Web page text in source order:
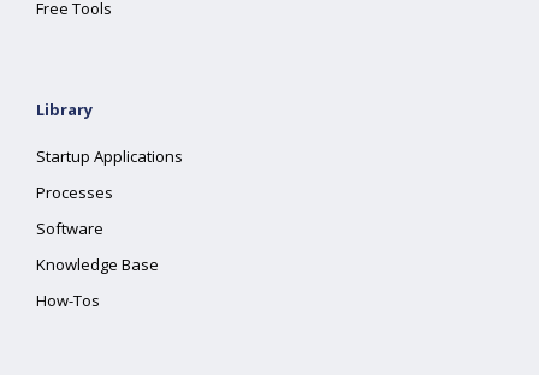
Free Tools
Library
Startup Applications
Processes
Software
Knowledge Base
How-Tos